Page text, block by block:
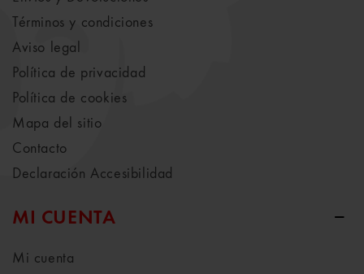
Términos y condiciones
Aviso legal
Política de privacidad
Política de cookies
Mapa del sitio
Contacto
Declaración Accesibilidad
MI CUENTA
Mi cuenta